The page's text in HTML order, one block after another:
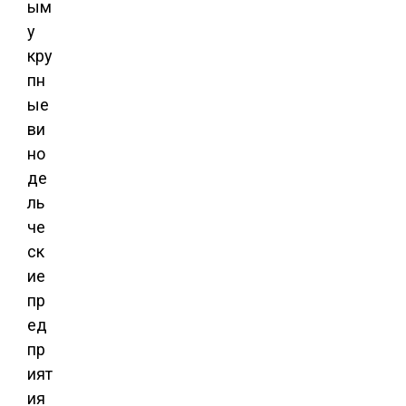
ым
у
кру
пн
ые
ви
но
де
ль
че
ск
ие
пр
ед
пр
ият
ия